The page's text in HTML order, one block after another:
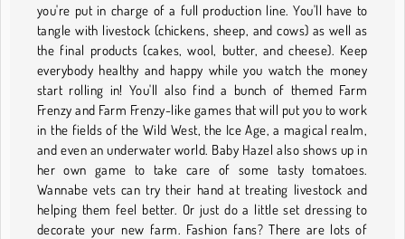
you're put in charge of a full production line. You'll have to
tangle with livestock (chickens, sheep, and cows) as well as
the final products (cakes, wool, butter, and cheese). Keep
everybody healthy and happy while you watch the money
start rolling in! You'll also find a bunch of themed Farm
Frenzy and Farm Frenzy-like games that will put you to work
in the fields of the Wild West, the Ice Age, a magical realm,
and even an underwater world. Baby Hazel also shows up in
her own game to take care of some tasty tomatoes.
Wannabe vets can try their hand at treating livestock and
helping them feel better. Or just do a little set dressing to
decorate your new farm. Fashion fans? There are lots of